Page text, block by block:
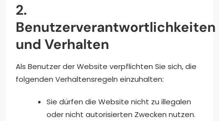
2.
Benutzerverantwortlichkeiten
und Verhalten
Als Benutzer der Website verpflichten Sie sich, die
folgenden Verhaltensregeln einzuhalten:
Sie dürfen die Website nicht zu illegalen
oder nicht autorisierten Zwecken nutzen.